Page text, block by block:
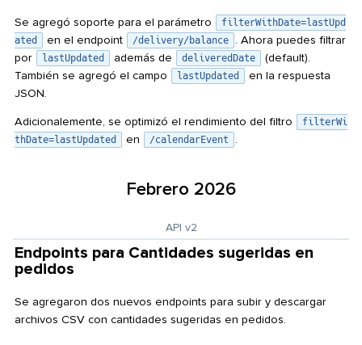
Se agregó soporte para el parámetro
filterWithDate=lastUpd
ated
en el endpoint /delivery/balance
. Ahora puedes filtrar
por
lastUpdated además de deliveredDate
(default).
También se agregó el campo
lastUpdated
en la respuesta
JSON.
Adicionalemente, se optimizó el rendimiento del filtro
filterWi
thDate=lastUpdated
en /calendarEvent .
Febrero 2026
API v2
Endpoints para Cantidades sugeridas en
pedidos
Se agregaron dos nuevos endpoints para subir y descargar
archivos CSV con cantidades sugeridas en pedidos.